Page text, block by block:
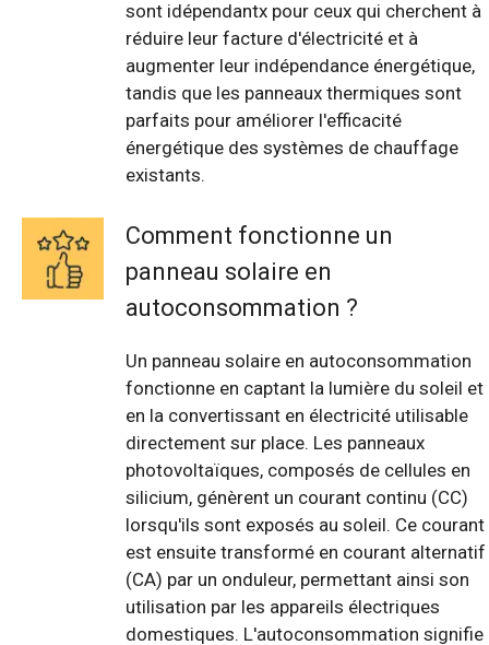
sont idépendantx pour ceux qui cherchent à
réduire leur facture d'électricité et à
augmenter leur indépendance énergétique,
tandis que les panneaux thermiques sont
parfaits pour améliorer l'efficacité
énergétique des systèmes de chauffage
existants.
Comment fonctionne un
panneau solaire en
autoconsommation ?
Un panneau solaire en autoconsommation
fonctionne en captant la lumière du soleil et
en la convertissant en électricité utilisable
directement sur place. Les panneaux
photovoltaïques, composés de cellules en
silicium, génèrent un courant continu (CC)
lorsqu'ils sont exposés au soleil. Ce courant
est ensuite transformé en courant alternatif
(CA) par un onduleur, permettant ainsi son
utilisation par les appareils électriques
domestiques. L'autoconsommation signifie